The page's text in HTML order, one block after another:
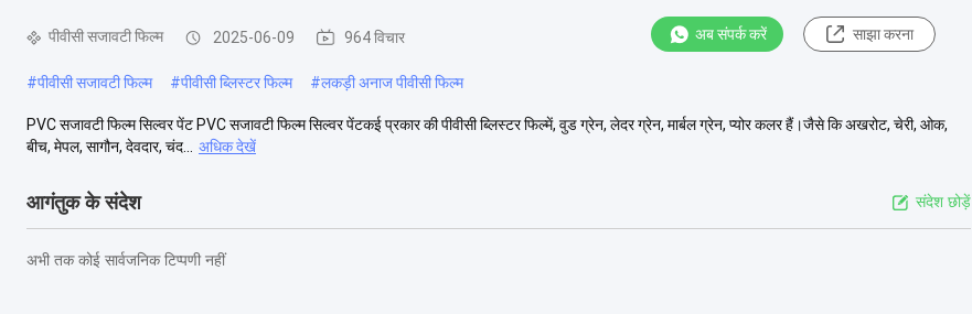
पीवीसी सजावटी फिल्म 2025-06-09 964 विचार अब संपर्क करें साझा करना
#पीवीसी सजावटी फिल्म #पीवीसी ब्लिस्टर फिल्म #लकड़ी अनाज पीवीसी फिल्म
PVC सजावटी फिल्म सिल्वर पेंट PVC सजावटी फिल्म सिल्वर पेंटकई प्रकार की पीवीसी ब्लिस्टर फिल्में, वुड ग्रेन, लेदर ग्रेन, मार्बल ग्रेन, प्योर कलर हैं।जैसे कि अखरोट, चेरी, ओक,
बीच, मेपल, सागौन, देवदार, चंद...
अधिक देखें
आगंतुक के संदेश संदेश छोड़ें
अभी तक कोई सार्वजनिक टिप्पणी नहीं